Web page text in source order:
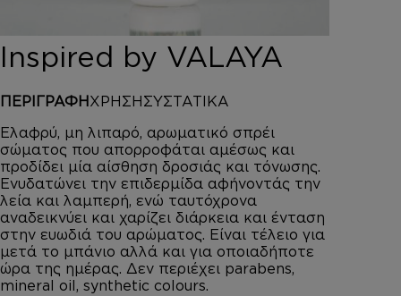
AUSTRALIAN GOLD
HOROMIA
SPECIAL OFFERS
ΣΥΝΔΕΣΗ
ΚΑΛΑΘΙ
Inspired by VALAYA
ΠΕΡΙΓΡΑΦΗ ΧΡΗΣΗ ΣΥΣΤΑΤΙΚΑ
Ελαφρύ, μη λιπαρό, αρωματικό σπρέι
σώματος που απορροφάται αμέσως και
προδίδει μία αίσθηση δροσιάς και τόνωσης.
Ενυδατώνει την επιδερμίδα αφήνοντάς την
λεία και λαμπερή, ενώ ταυτόχρονα
αναδεικνύει και χαρίζει διάρκεια και ένταση
στην ευωδιά του αρώματος. Είναι τέλειο για
μετά το μπάνιο αλλά και για οποιαδήποτε
ώρα της ημέρας. Δεν περιέχει parabens,
mineral oil, synthetic colours.